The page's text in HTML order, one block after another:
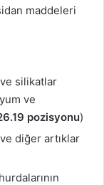
maddeleri
silikatlar
ve
pozisyonu)
diğer artıklar